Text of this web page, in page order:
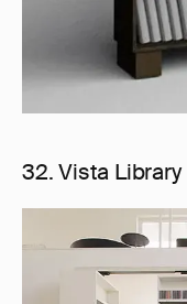
32. Vista Library